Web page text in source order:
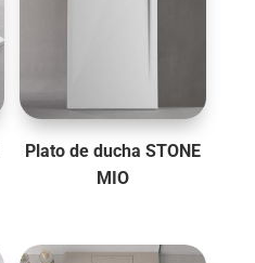
Plato de ducha STONE
MIO